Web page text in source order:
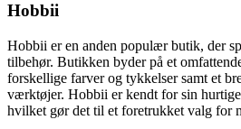
Hobbii
Hobbii er en anden populær butik, der
tilbehør. Butikken byder på et
forskellige farver og tykkelser samt et
værktøjer. Hobbii er kendt for sin
hvilket gør det til et foretrukket valg for